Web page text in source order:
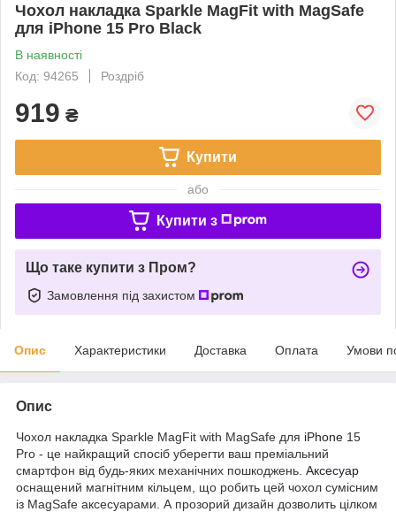
Чохол накладка Sparkle MagFit with MagSafe
для iPhone 15 Pro Black
В наявності
Код: 94265
Роздріб
919 ₴
Купити
або
Купити з
Що таке купити з Пром?
Замовлення під захистом
Опис Характеристики Доставка Оплата Умови
Опис
Чохол накладка Sparkle MagFit with MagSafe для iPhone 15
Pro - це найкращий спосіб уберегти ваш преміальний
смартфон від будь-яких механічних пошкоджень. Аксесуар
оснащений магнітним кільцем, що робить цей чохол сумісним
із MagSafe аксесуарами. А прозорий дизайн дозволить цілком